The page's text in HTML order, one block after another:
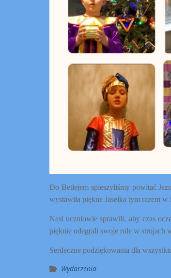
Do Betlejem spieszyliśmy powitać
wystawiła piękne Jasełka tym razem
Nasi uczniowie sprawili, aby czas
pięknie odegrali swoje role w strojach
Serdeczne podziękowania dla
Wydarzenia